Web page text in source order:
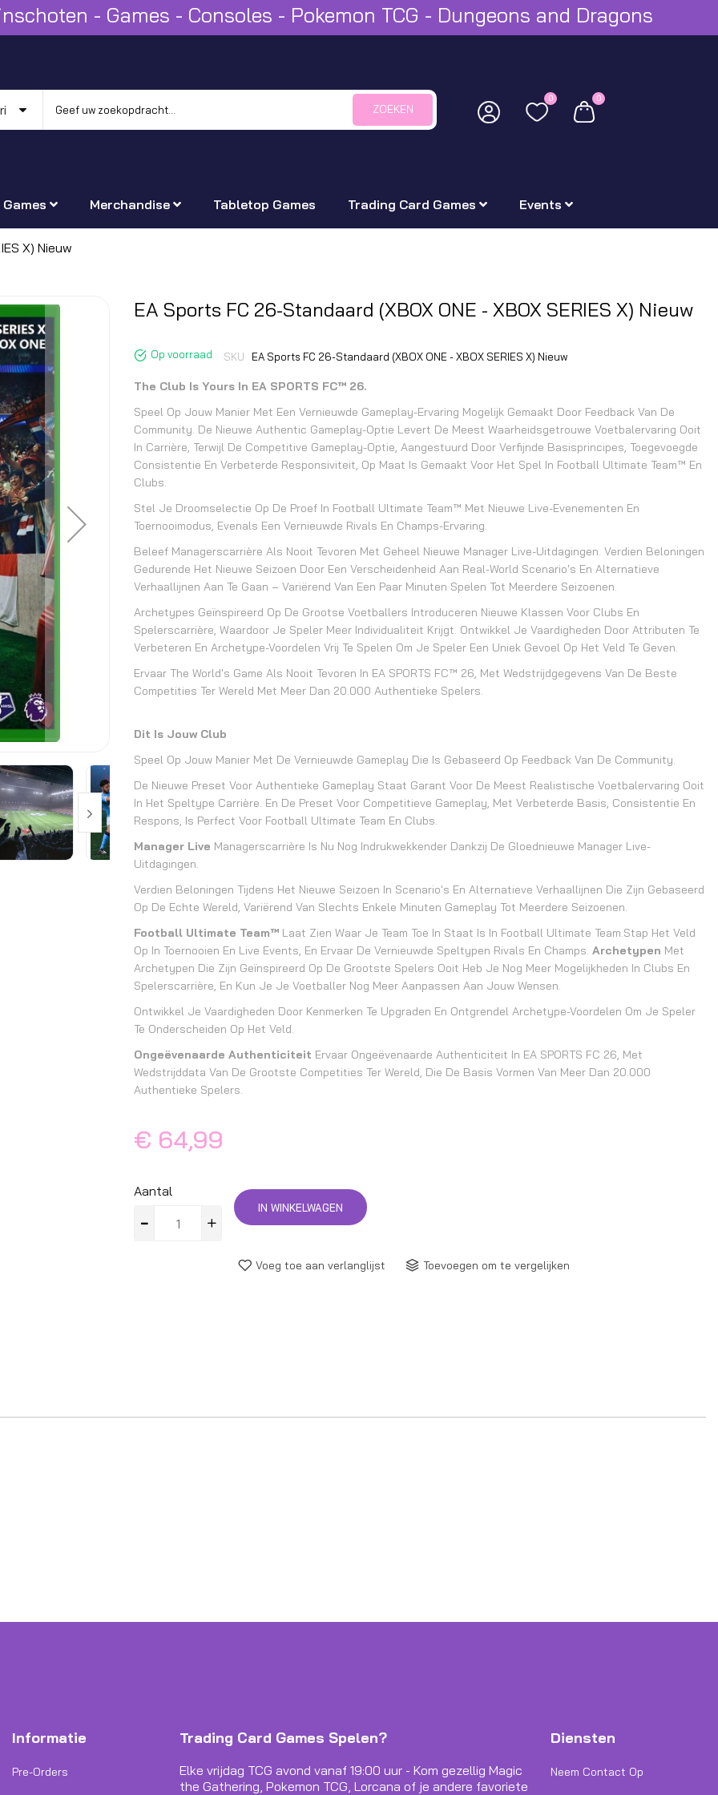
- Games - Consoles - Pokemon TCG - Dungeons and Dragons
ZOEKEN
0 0
Games Merchandise Tabletop Games Trading Card Games Events
X) Nieuw
begin
afbeeldingen-
gallerij
EA Sports FC 26-Standaard (XBOX ONE - XBOX SERIES X) Nieuw
Op voorraad SKU EA Sports FC 26-Standaard (XBOX ONE - XBOX SERIES X) Nieuw
The Club Is Yours In EA SPORTS FC™ 26.
Speel Op Jouw Manier Met Een Vernieuwde Gameplay-Ervaring Mogelijk Gemaakt Door Feedback Van De
Community. De Nieuwe Authentic Gameplay-Optie Levert De Meest Waarheidsgetrouwe Voetbalervaring Ooit
In Carrière, Terwijl De Competitive Gameplay-Optie, Aangestuurd Door Verfijnde Basisprincipes, Toegevoegde
Consistentie En Verbeterde Responsiviteit, Op Maat Is Gemaakt Voor Het Spel In Football Ultimate Team™ En
Clubs.
Stel Je Droomselectie Op De Proef In Football Ultimate Team™ Met Nieuwe Live-Evenementen En
Toernooimodus, Evenals Een Vernieuwde Rivals En Champs-Ervaring.
Beleef Managerscarrière Als Nooit Tevoren Met Geheel Nieuwe Manager Live-Uitdagingen. Verdien Beloningen
Gedurende Het Nieuwe Seizoen Door Een Verscheidenheid Aan Real-World Scenario's En Alternatieve
Verhaallijnen Aan Te Gaan – Variërend Van Een Paar Minuten Spelen Tot Meerdere Seizoenen.
Archetypes Geïnspireerd Op De Grootse Voetballers Introduceren Nieuwe Klassen Voor Clubs En
Spelerscarrière, Waardoor Je Speler Meer Individualiteit Krijgt. Ontwikkel Je Vaardigheden Door Attributen Te
Verbeteren En Archetype-Voordelen Vrij Te Spelen Om Je Speler Een Uniek Gevoel Op Het Veld Te Geven.
Ervaar The World's Game Als Nooit Tevoren In EA SPORTS FC™ 26, Met Wedstrijdgegevens Van De Beste
Competities Ter Wereld Met Meer Dan 20.000 Authentieke Spelers.
Dit Is Jouw Club
Speel Op Jouw Manier Met De Vernieuwde Gameplay Die Is Gebaseerd Op Feedback Van De Community.
De Nieuwe Preset Voor Authentieke Gameplay Staat Garant Voor De Meest Realistische Voetbalervaring Ooit
In Het Speltype Carrière. En De Preset Voor Competitieve Gameplay, Met Verbeterde Basis, Consistentie En
Respons, Is Perfect Voor Football Ultimate Team En Clubs.
Manager Live Managerscarrière Is Nu Nog Indrukwekkender Dankzij De Gloednieuwe Manager Live-
Uitdagingen.
Verdien Beloningen Tijdens Het Nieuwe Seizoen In Scenario's En Alternatieve Verhaallijnen Die Zijn Gebaseerd
Op De Echte Wereld, Variërend Van Slechts Enkele Minuten Gameplay Tot Meerdere Seizoenen.
Football Ultimate Team™ Laat Zien Waar Je Team Toe In Staat Is In Football Ultimate Team.Stap Het Veld
Op In Toernooien En Live Events, En Ervaar De Vernieuwde Speltypen Rivals En Champs. Archetypen Met
Archetypen Die Zijn Geïnspireerd Op De Grootste Spelers Ooit Heb Je Nog Meer Mogelijkheden In Clubs En
Spelerscarrière, En Kun Je Je Voetballer Nog Meer Aanpassen Aan Jouw Wensen.
Ontwikkel Je Vaardigheden Door Kenmerken Te Upgraden En Ontgrendel Archetype-Voordelen Om Je Speler
Te Onderscheiden Op Het Veld.
Ongeëvenaarde Authenticiteit Ervaar Ongeëvenaarde Authenticiteit In EA SPORTS FC 26, Met
Wedstrijddata Van De Grootste Competities Ter Wereld, Die De Basis Vormen Van Meer Dan 20.000
Authentieke Spelers.
€ 64,99
Aantal
IN WINKELWAGEN
Voeg toe aan verlanglijst Toevoegen om te vergelijken
Informatie
Pre-Orders
Trading Card Games Spelen?
Elke vrijdag TCG avond vanaf 19:00 uur - Kom gezellig Magic
the Gathering, Pokemon TCG, Lorcana of je andere favoriete
Diensten
Neem Contact Op